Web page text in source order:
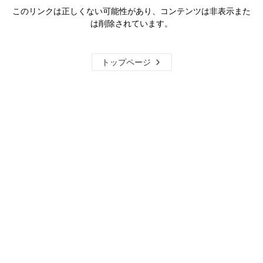
このリンクは正しくない可能性があり、コンテンツは非表示また
は削除されています。
トップページ